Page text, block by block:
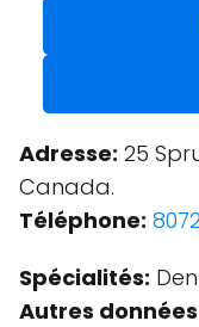
Adresse: 25
Canada.
Téléphone:
Spécialités:
Autres